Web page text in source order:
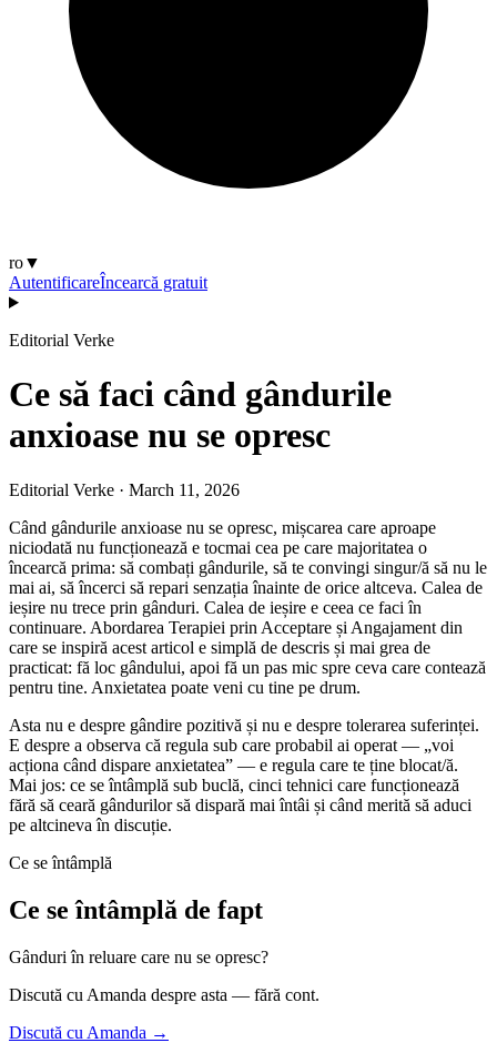
ro▼
AutentificareÎncearcă gratuit
Editorial Verke
Ce să faci când gândurile
anxioase nu se opresc
Editorial Verke · March 11, 2026
Când gândurile anxioase nu se opresc, mișcarea care aproape
niciodată nu funcționează e tocmai cea pe care majoritatea o
încearcă prima: să combați gândurile, să te convingi singur/ă să nu le
mai ai, să încerci să repari senzația înainte de orice altceva. Calea de
ieșire nu trece prin gânduri. Calea de ieșire e ceea ce faci în
continuare. Abordarea Terapiei prin Acceptare și Angajament din
care se inspiră acest articol e simplă de descris și mai grea de
practicat: fă loc gândului, apoi fă un pas mic spre ceva care contează
pentru tine. Anxietatea poate veni cu tine pe drum.
Asta nu e despre gândire pozitivă și nu e despre tolerarea suferinței.
E despre a observa că regula sub care probabil ai operat — „voi
acționa când dispare anxietatea” — e regula care te ține blocat/ă.
Mai jos: ce se întâmplă sub buclă, cinci tehnici care funcționează
fără să ceară gândurilor să dispară mai întâi și când merită să aduci
pe altcineva în discuție.
Ce se întâmplă
Ce se întâmplă de fapt
Gânduri în reluare care nu se opresc?
Discută cu Amanda despre asta — fără cont.
Discută cu Amanda →